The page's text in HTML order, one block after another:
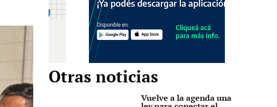
Otras noticias
Vuelve a la agenda una